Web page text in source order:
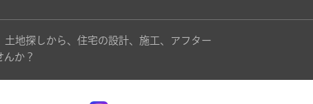
地探しから、住宅の設計、施工、アフター
か？